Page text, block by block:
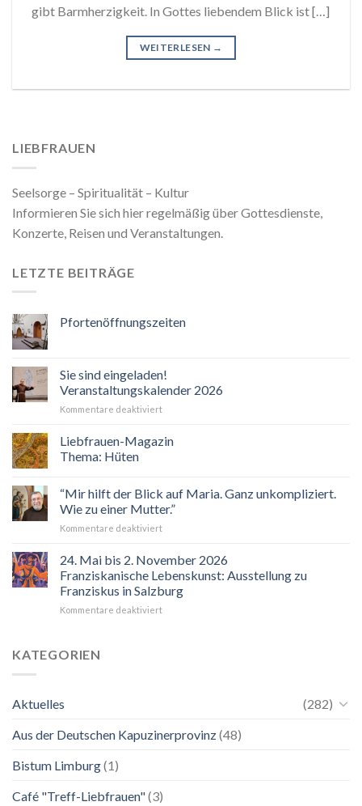
gibt Barmherzigkeit. In Gottes liebendem Blick ist […]
WEITERLESEN →
LIEBFRAUEN
Seelsorge – Spiritualität – Kultur
Informieren Sie sich hier regelmäßig über Gottesdienste,
Konzerte, Reisen und Veranstaltungen.
LETZTE BEITRÄGE
Pfortenöffnungszeiten
Sie sind eingeladen!
Veranstaltungskalender 2026
Kommentare deaktiviertfür
sind
Liebfrauen-Magazin
Thema: Hüten
“Mir hilft der Blick auf Maria. Ganz unkompliziert.
Wie zu einer Mutter.”
Kommentare deaktiviertfür
hilft
Blick
auf
Maria.
24. Mai bis 2. November 2026
Franziskanische Lebenskunst: Ausstellung zu
Franziskus in Salzburg
Kommentare deaktiviertfür
Ausstellung
KATEGORIEN
Aktuelles
(282)
Aus der Deutschen Kapuzinerprovinz(48)
Bistum Limburg(1)
Café "Treff-Liebfrauen"(3)